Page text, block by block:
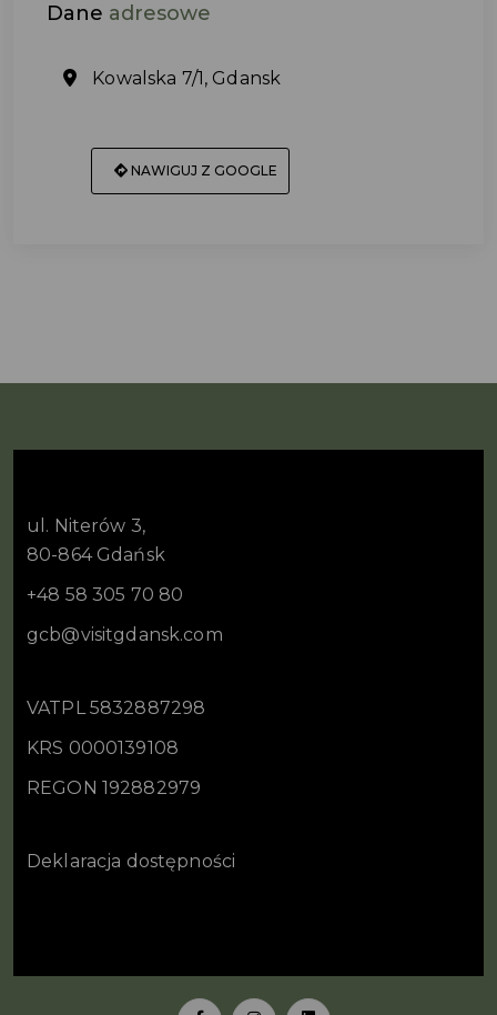
Dane adresowe
Kowalska 7/1, Gdansk
NAWIGUJ Z GOOGLE
ul. Niterów 3,
80-864 Gdańsk
+48 58 305 70 80
gcb@visitgdansk.com
VATPL 5832887298
KRS 0000139108
REGON 192882979
Deklaracja dostępności